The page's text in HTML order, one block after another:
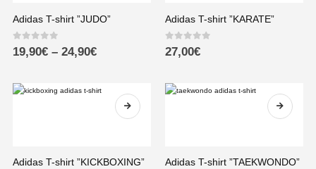
Adidas T-shirt ”JUDO”
0 out of 5
19,90€ – 24,90€
Adidas T-shirt ”KARATE”
0out of 5
27,00€
Adidas T-shirt ”KICKBOXING” Adidas T-shirt ”TAEKWONDO”